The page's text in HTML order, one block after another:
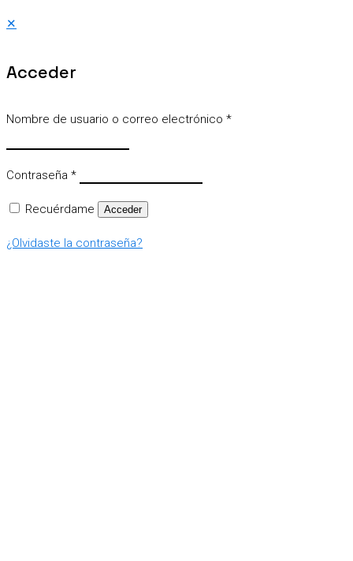
✕
Acceder
Nombre de usuario o correo electrónico *
Contraseña *
Recuérdame Acceder
¿Olvidaste la contraseña?